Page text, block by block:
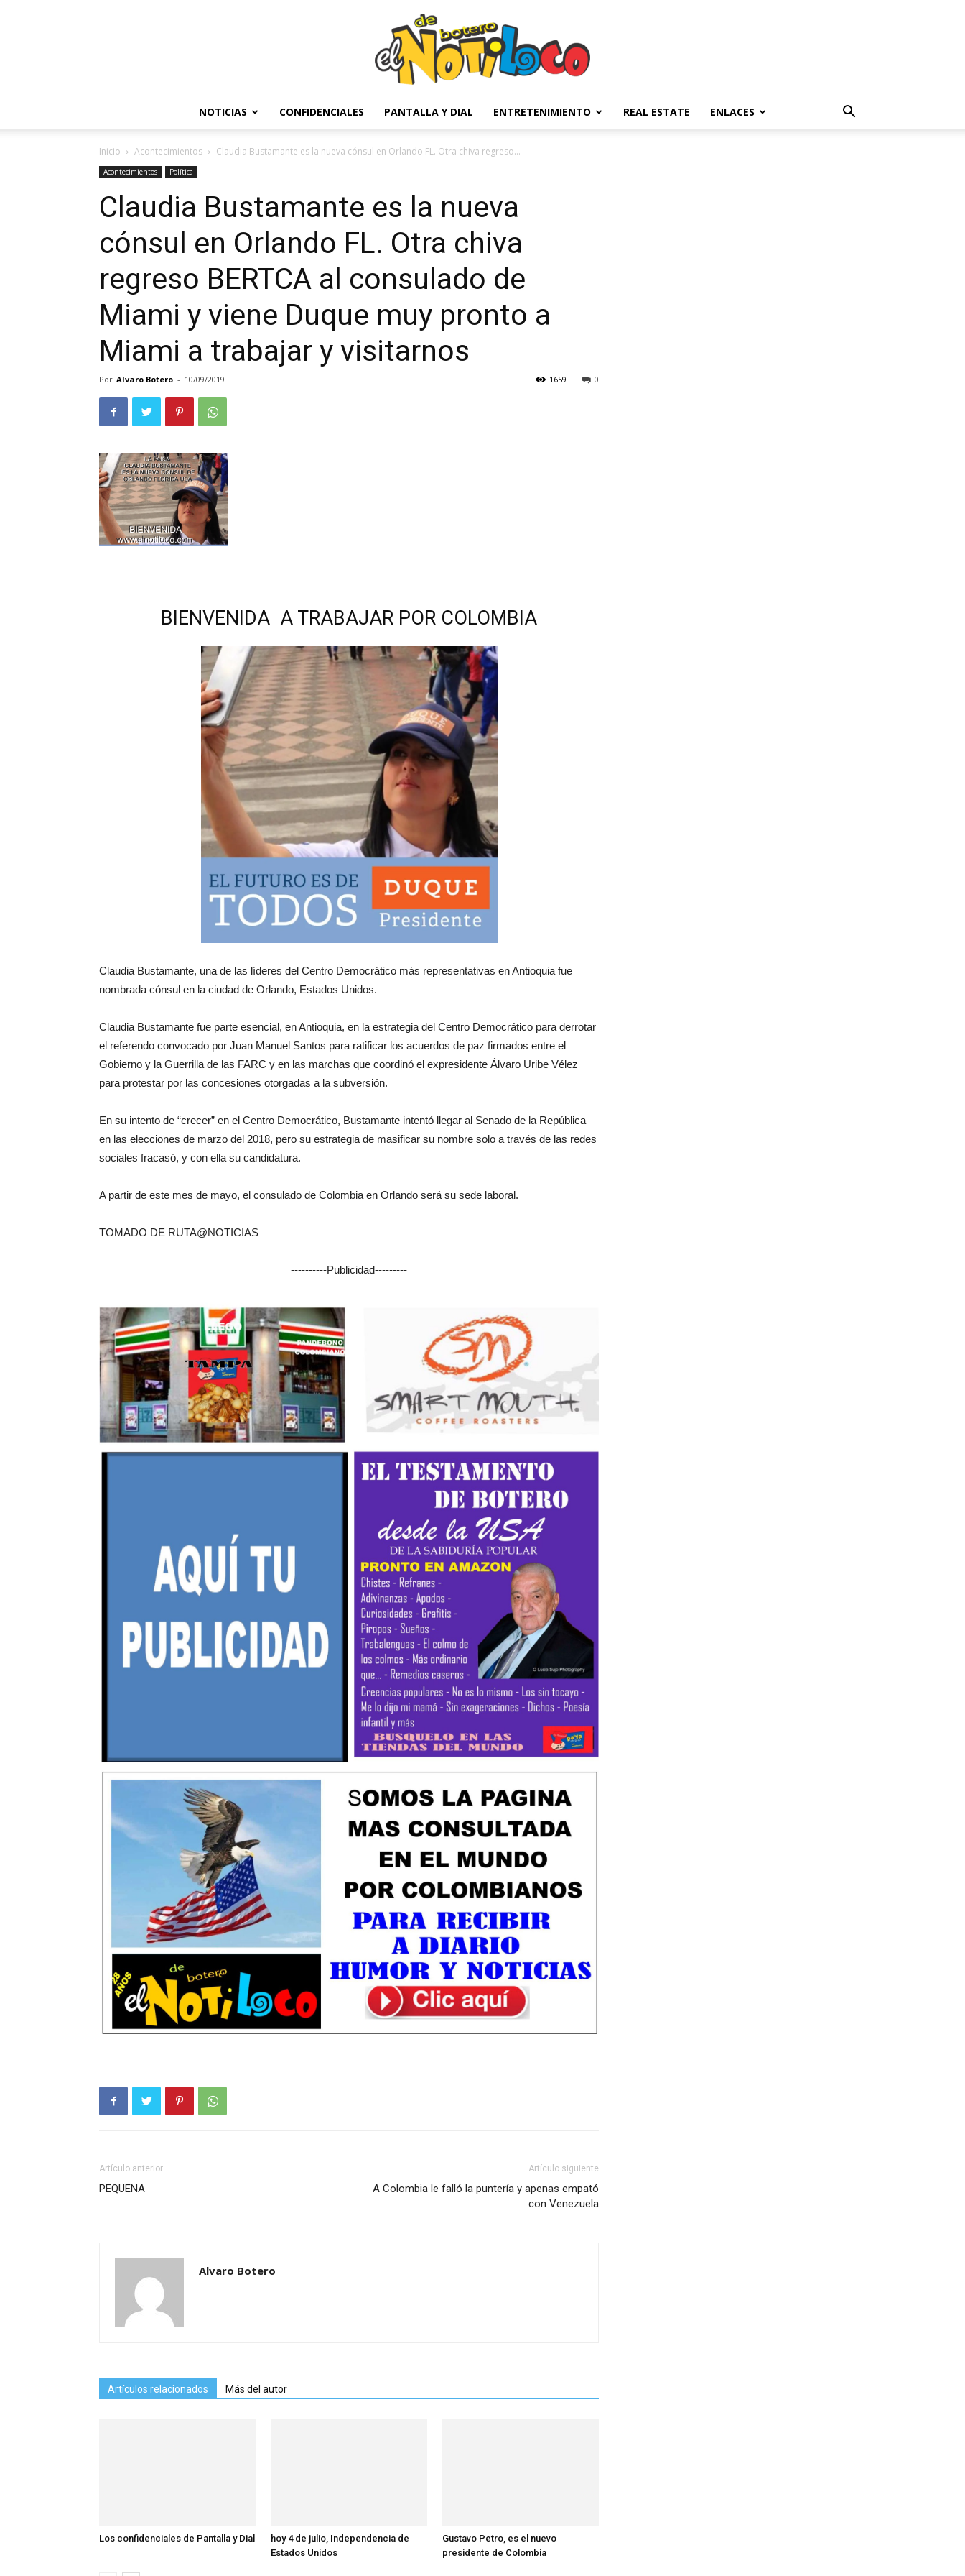
de
NOTICIAS CONFIDENCIALES PANTALLA Y DIAL ENTRETENIMIENTO REAL ESTATE ENLACES
Inicio Acontecimientos Claudia Bustamante es la nueva cónsul en Orlando FL. Otra chiva regreso...
Acontecimientos Política
Claudia Bustamante es la nueva
cónsul en Orlando FL. Otra chiva
regreso BERTCA al consulado de
Miami y viene Duque muy pronto a
Miami a trabajar y visitarnos
Por Alvaro Botero - 10/09/2019 0
1659
BIENVENIDA A TRABAJAR POR COLOMBIA
Claudia Bustamante, una de las líderes del Centro Democrático más representativas en Antioquia fue
nombrada cónsul en la ciudad de Orlando, Estados Unidos.
Claudia Bustamante fue parte esencial, en Antioquia, en la estrategia del Centro Democrático para derrotar
el referendo convocado por Juan Manuel Santos para ratificar los acuerdos de paz firmados entre el
Gobierno y la Guerrilla de las FARC y en las marchas que coordinó el expresidente Álvaro Uribe Vélez
para protestar por las concesiones otorgadas a la subversión.
En su intento de “crecer” en el Centro Democrático, Bustamante intentó llegar al Senado de la República
en las elecciones de marzo del 2018, pero su estrategia de masificar su nombre solo a través de las redes
sociales fracasó, y con ella su candidatura.
A partir de este mes de mayo, el consulado de Colombia en Orlando será su sede laboral.
TOMADO DE RUTA@NOTICIAS
----------Publicidad---------
Artículo anterior
PEQUENA
Artículo siguiente
A Colombia le falló la puntería y apenas empató
con Venezuela
Alvaro Botero
Artículos relacionados Más del autor
Los confidenciales de Pantalla y Dial
hoy 4 de julio, Independencia de
Estados Unidos
Gustavo Petro, es el nuevo
presidente de Colombia